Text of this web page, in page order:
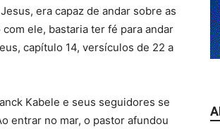
era capaz de andar sobre as
com ele, bastaria ter fé para andar
capítulo 14, versículos de 22 a
Kabele e seus seguidores se
entrar no mar, o pastor afundou